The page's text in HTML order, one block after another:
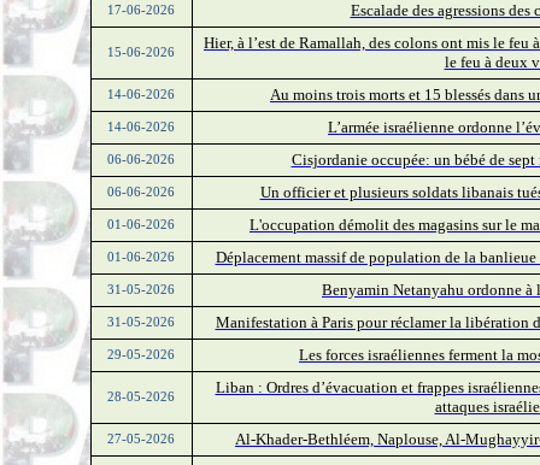
17-06-2026 Escalade des agressions
15-06-2026
Hier, à l’est de Ramallah, des colons ont mis le
le feu à deux
14-06-2026 Au moins trois morts et 15 blessés dans
14-06-2026 L’armée israélienne ordonne
06-06-2026 Cisjordanie occupée: un bébé de
06-06-2026 Un officier et plusieurs soldats libanais
01-06-2026 L'occupation démolit des magasins sur le
01-06-2026 Déplacement massif de population de la banlieue
31-05-2026 Benyamin Netanyahu ordonne à
31-05-2026 Manifestation à Paris pour réclamer la libération
29-05-2026 Les forces israéliennes ferment la
28-05-2026
Liban : Ordres d’évacuation et frappes
attaques
27-05-2026
Al-Khader-Bethléem, Naplouse, Al-